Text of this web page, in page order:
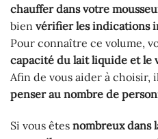
chauffer dans votre
bien vérifier les indications
Pour connaître ce volume,
capacité du lait liquide et le
Afin de vous aider à choisir,
penser au nombre de
Si vous êtes nombreux dans